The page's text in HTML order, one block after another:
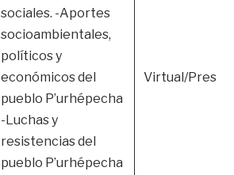
sociales. -Aportes
socioambientales,
políticos y
económicos del
pueblo P’urhépecha
-Luchas y
resistencias del
pueblo P’urhépecha
Virtual/